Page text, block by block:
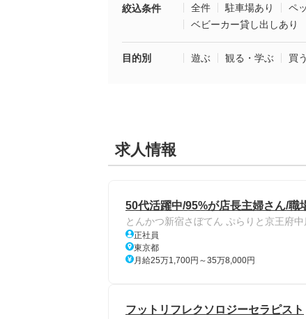
絞込条件 全件 駐車場あり ペ
ベビーカー貸し出しあり
目的別 遊ぶ 観る・学ぶ 買う
求人情報
50代活躍中/95%が店長主婦さん/職
とんかつ新宿さぼてん ぷらりと京王府中
正社員
東京都
月給25万1,700円～35万8,000円
フットリフレクソロジーセラピスト